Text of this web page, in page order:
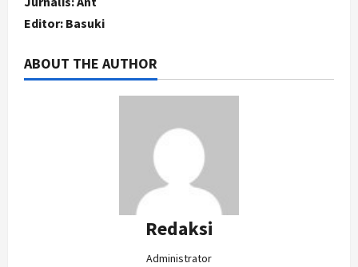
Editor: Basuki
ABOUT THE AUTHOR
Redaksi
Administrator